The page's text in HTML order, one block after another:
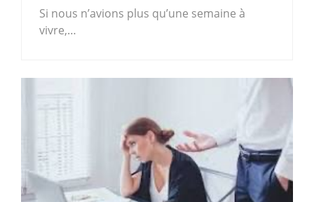
Si nous n’avions plus qu’une semaine à
vivre,…